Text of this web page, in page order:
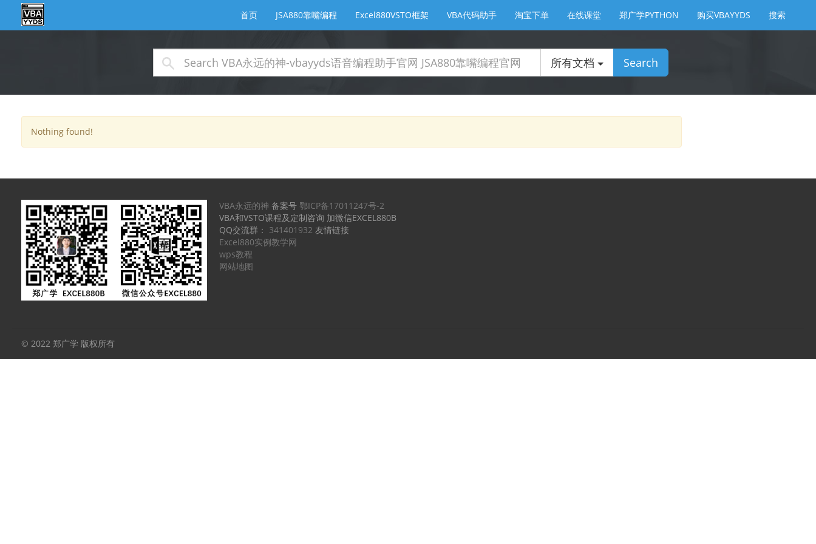
首页 JSA880靠嘴编程 Excel880VSTO框架 VBA代码助手 淘宝下单 在线课堂 郑广学PYTHON 购买VBAYYDS 搜索
所有文档 Search
Nothing found!
VBA永远的神 备案号鄂ICP备17011247号-2
VBA和VSTO课程及定制咨询 加微信EXCEL880B
QQ交流群： 341401932 友情链接
Excel880实例教学网
wps教程
网站地图
© 2022 郑广学 版权所有